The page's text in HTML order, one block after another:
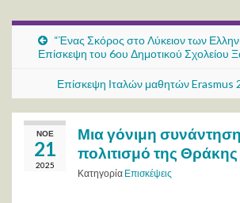
“Ένας Σκόρος στο Λύκειον των
Επίσκεψη του 6ου Δημοτικού Σχολείου
Επίσκεψη Ιταλών μαθητών Erasmus
ΝΟΈ
21
2025
Μια γόνιμη συνάντηση
πολιτισμό της
Κατηγορία Επισκέψεις